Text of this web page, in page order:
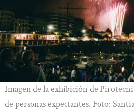
Imagen de la exhibición de
de personas expectantes. Foto: